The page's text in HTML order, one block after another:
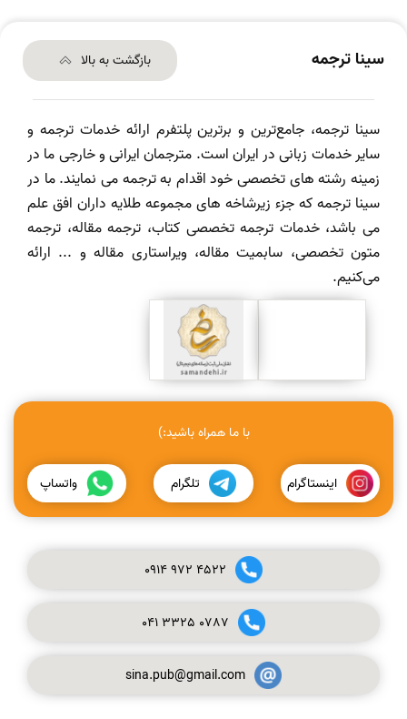
سینا ترجمه بازگشت به بالا
سینا ترجمه، جامع‌ترین و برترین پلتفرم ارائه خدمات ترجمه و
سایر خدمات زبانی در ایران است. مترجمان ایرانی و خارجی ما در
زمینه رشته های تخصصی خود اقدام به ترجمه می نمایند. ما در
سینا ترجمه که جزء زیرشاخه های مجموعه طلایه داران افق علم
می باشد، خدمات ترجمه تخصصی کتاب، ترجمه مقاله، ترجمه
متون تخصصی، سابمیت مقاله، ویراستاری مقاله و ... ارائه
می‌کنیم.
با ما همراه باشید:)
اینستاگرام تلگرام واتساپ
0914972 4522
041 3325 0787
sina.pub@gmail.com